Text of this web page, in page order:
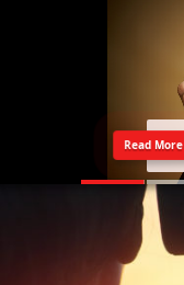
Read More